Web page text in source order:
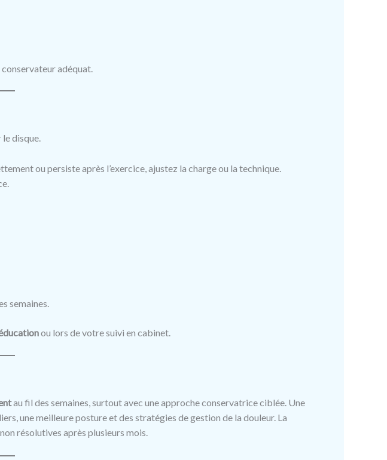
adéquat.
disque.
ou persiste après l’exercice, ajustez la charge ou la technique.
semaines.
ou lors de votre suivi en cabinet.
au fil des semaines, surtout avec une approche conservatrice ciblée. Une
une meilleure posture et des stratégies de gestion de la douleur. La
résolutives après plusieurs mois.